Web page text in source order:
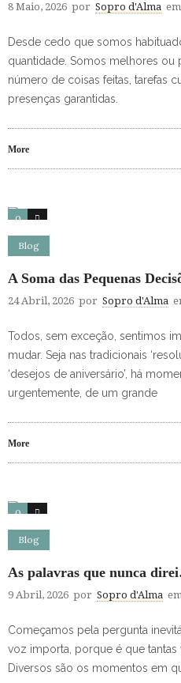
8 Maio, 2026 por Sopro d'Alma em
Desde cedo que somos
quantidade. Somos melhores
número de coisas feitas, tarefas
presenças garantidas.
More
0 0
Blog
A Soma das Pequenas
24 Abril, 2026 por Sopro d'Alma
Todos, sem exceção, sentimos
mudar. Seja nas tradicionais
‘desejos de aniversário’, há
urgentemente, de um grande
More
0 0
Blog
As palavras que nunca
9 Abril, 2026 por Sopro d'Alma
Começamos pela pergunta
voz importa, porque é que
Diversos são os momentos em